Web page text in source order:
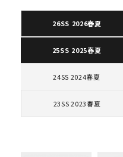
キーワードから探す
キャップ・ハット
26SS 2026春夏
25SS 2025春夏
24SS 2024春夏
23SS 2023春夏